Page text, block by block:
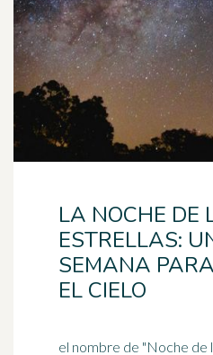
LA NOCHE DE
ESTRELLAS:
SEMANA
EL CIELO
el nombre de "Noche de